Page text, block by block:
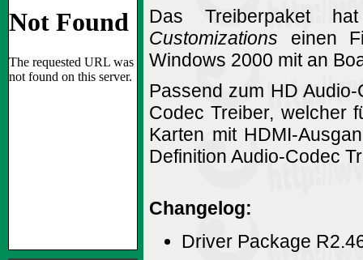
Das Treiberpaket
Customizations einen
Windows 2000 mit an
Passend zum HD
Codec Treiber, welcher
Karten mit HDMI-
Definition Audio-Codec
Changelog:
Driver Package